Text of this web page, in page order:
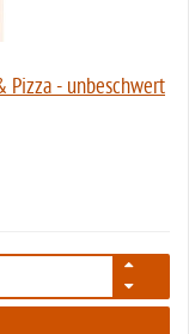
Pizza - unbeschwert
8038